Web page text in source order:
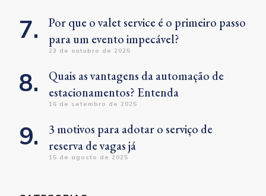
Por que o valet service é o primeiro passo
para um evento impecável?
23 de outubro de 2025
Quais as vantagens da automação de
estacionamentos? Entenda
16 de setembro de 2025
3 motivos para adotar o serviço de
reserva de vagas já
15 de agosto de 2025